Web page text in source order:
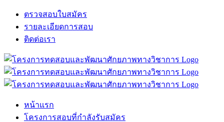
Skip
content
ตรวจสอบใบสมัคร
รายละเอียดการสอบ
ติดต่อเรา
Facebook
X
LINE
หน้าแรก
โครงการสอบที่กำลังรับสมัคร